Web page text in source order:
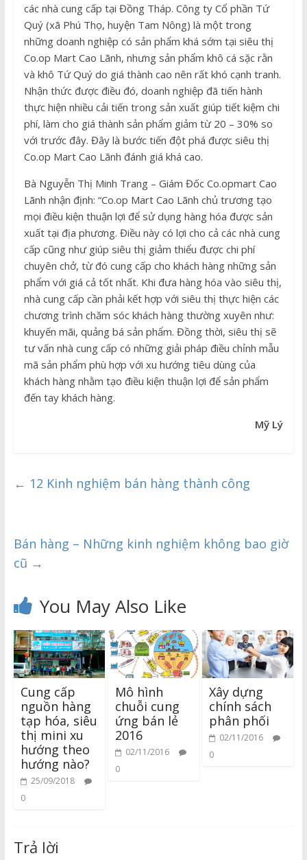
các nhà cung cấp tại Đồng Tháp. Công ty Cổ phần Tứ
Quý (xã Phú Thọ, huyện Tam Nông) là một trong
những doanh nghiệp có sản phẩm khá sớm tại siêu thị
Co.op Mart Cao Lãnh, nhưng sản phẩm khô cá sặc rằn
và khô Tứ Quý do giá thành cao nên rất khó cạnh tranh.
Nhận thức được điều đó, doanh nghiệp đã tiến hành
thực hiện nhiều cải tiến trong sản xuất giúp tiết kiệm chi
phí, làm cho giá thành sản phẩm giảm từ 20 – 30% so
với trước đây. Đây là bước tiến đột phá được siêu thị
Co.op Mart Cao Lãnh đánh giá khá cao.
Bà Nguyễn Thị Minh Trang – Giám Đốc Co.opmart Cao
Lãnh nhận định: “Co.op Mart Cao Lãnh chủ trương tạo
mọi điều kiện thuận lợi để sử dụng hàng hóa được sản
xuất tại địa phương. Điều này có lợi cho cả các nhà cung
cấp cũng như giúp siêu thị giảm thiểu được chi phí
chuyên chở, từ đó cung cấp cho khách hàng những sản
phẩm với giá cả tốt nhất. Khi đưa hàng hóa vào siêu thị,
nhà cung cấp cần phải kết hợp với siêu thị thực hiện các
chương trình chăm sóc khách hàng thường xuyên như:
khuyến mãi, quảng bá sản phẩm. Đồng thời, siêu thị sẽ
tư vấn nhà cung cấp có những giải pháp điều chỉnh mẫu
mã sản phẩm phù hợp với xu hướng tiêu dùng của
khách hàng nhằm tạo điều kiện thuận lợi để sản phẩm
đến tay khách hàng.
Mỹ Lý
← 12 Kinh nghiệm bán hàng thành công
Bán hàng – Những kinh nghiệm không bao giờ
cũ →
You May Also Like
Cung cấp
nguồn hàng
tạp hóa, siêu
thị mini xu
hướng theo
hướng nào?
25/09/2018
0
Mô hình
chuỗi cung
ứng bán lẻ
2016
02/11/2016
0
Xây dựng
chính sách
phân phối
02/11/2016
0
Trả lời